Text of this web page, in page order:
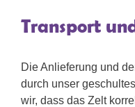
Transport
Die Anlieferung und
durch unser
wir, dass das Zelt